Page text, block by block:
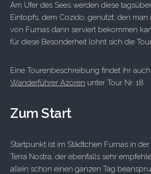
Am Ufer des Sees werden diese
Eintopfs, dem Cozido, genutzt, den man
von Furnas dann serviert bekommen
für diese Besonderheit lohnt sich die
Eine Tourenbeschreibung findet ihr
Wanderführer Azoren unter Tour Nr. 18.
Zum Start
Startpunkt ist im Städtchen Furnas in
Terra Nostra, der ebenfalls sehr
allein schon einen ganzen Tag